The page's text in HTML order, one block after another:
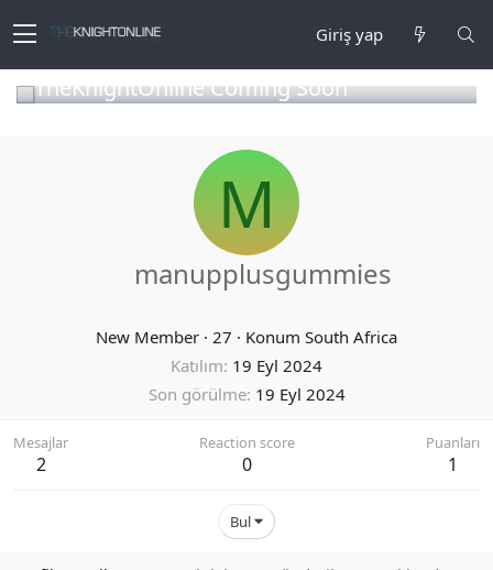
Giriş yap
TheKnightOnline Coming Soon
M
manupplusgummies
New Member · 27 · Konum South Africa
Katılım 19 Eyl 2024
Son görülme 19 Eyl 2024
Mesajlar
2
Reaction score
0
Puanları
1
Bul